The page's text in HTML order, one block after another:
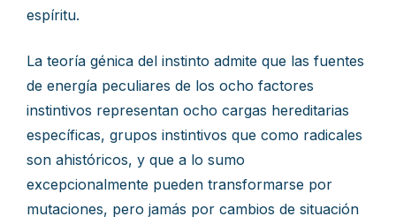
espíritu.
La teoría génica del instinto admite que las fuentes
de energía peculiares de los ocho factores
instintivos representan ocho cargas hereditarias
específicas, grupos instintivos que como radicales
son ahistóricos, y que a lo sumo
excepcionalmente pueden transformarse por
mutaciones, pero jamás por cambios de situación